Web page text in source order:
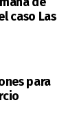
caso Las
para